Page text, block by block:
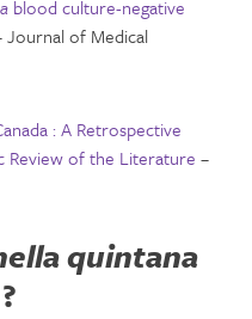
blood culture-negative
Journal of Medical
: A Retrospective
Review of the Literature –
quintana